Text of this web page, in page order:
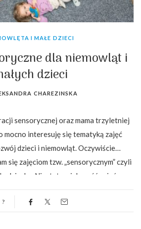
I MAŁE DZIECI
dla niemowląt i
dzieci
CHAREZINSKA
sensorycznej oraz mama trzyletniej
mocno interesuję się tematyką zajęć
dzieci i niemowląt. Oczywiście
się zajęciom tzw. „sensorycznym” czyli
dziecka. Niestety większość zajęć w
razem z córką, nie…
?